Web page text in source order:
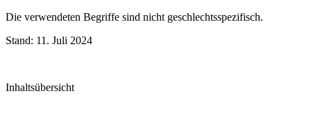
Die verwendeten Begriffe sind nicht geschlechtsspezifisch.
Stand: 11. Juli 2024
Inhaltsübersicht